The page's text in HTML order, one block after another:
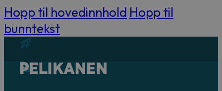
Hopp til hovedinnhold Hopp til
bunntekst